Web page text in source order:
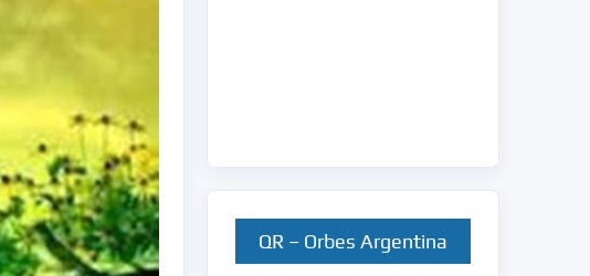
QR – Orbes Argentina